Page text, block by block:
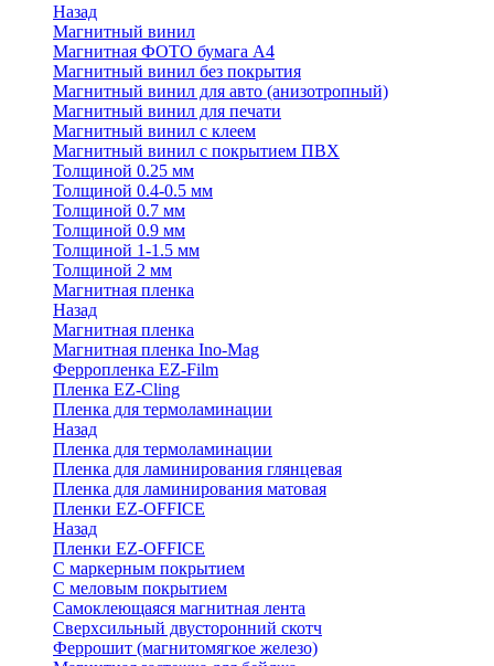
Назад
Магнитный винил
Магнитная ФОТО бумага А4
Магнитный винил без покрытия
Магнитный винил для авто (анизотропный)
Магнитный винил для печати
Магнитный винил с клеем
Магнитный винил с покрытием ПВХ
Толщиной 0.25 мм
Толщиной 0.4-0.5 мм
Толщиной 0.7 мм
Толщиной 0.9 мм
Толщиной 1-1.5 мм
Толщиной 2 мм
Магнитная пленка
Назад
Магнитная пленка
Магнитная пленка Ino-Mag
Ферропленка EZ-Film
Пленка EZ-Cling
Пленка для термоламинации
Назад
Пленка для термоламинации
Пленка для ламинирования глянцевая
Пленка для ламинирования матовая
Пленки EZ-OFFICE
Назад
Пленки EZ-OFFICE
С маркерным покрытием
С меловым покрытием
Самоклеющаяся магнитная лента
Сверхсильный двусторонний скотч
Феррошит (магнитомягкое железо)